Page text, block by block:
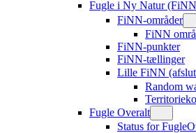
Fugle i Ny Natur
FiNN-områder
FiNN
FiNN-punkter
FiNN-tællinger
Lille FiNN
Random
Fugle Overalt
Status for